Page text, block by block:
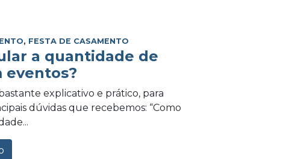
, FESTA DE CASAMENTO
a quantidade de
eventos?
explicativo e prático, para
dúvidas que recebemos: “Como